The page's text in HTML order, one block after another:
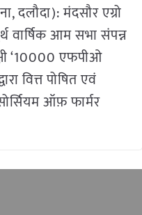
दलौदा): मंदसौर एग्रो
वार्षिक आम सभा संपन्न
‘10000 एफपीओ
वित्त पोषित एवं
ऑफ़ फार्मर